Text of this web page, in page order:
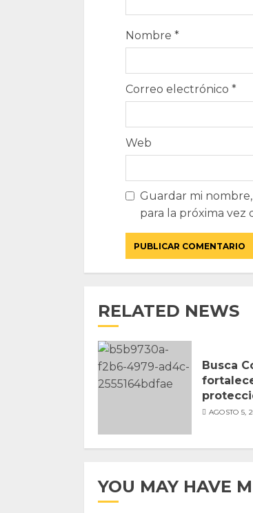
Nombre *
Correo electrónico *
Web
Guardar mi
para la próxima vez
RELATED NEWS
Busca
AGOSTO 5,
YOU MAY HAVE